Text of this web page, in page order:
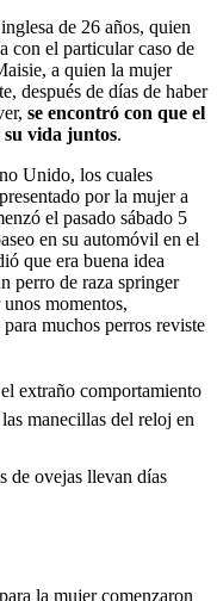
de 26 años, quien
con el particular caso de
a quien la mujer
después de días de haber
se encontró con que el
vida juntos.
Unido, los cuales
por la mujer a
el pasado sábado 5
en su automóvil en el
que era buena idea
perro de raza springer
momentos,
muchos perros reviste
de ovejas llevan días
la mujer comenzaron